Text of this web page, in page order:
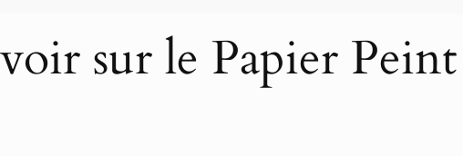
sur le Papier